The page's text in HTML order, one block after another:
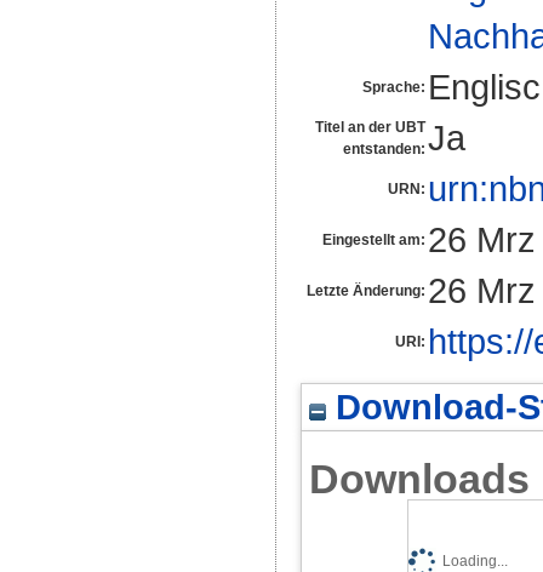
Sprache:
Titel an der UBT
entstanden: Ja
URN:
Eingestellt am: 26
Letzte Änderung: 26
URI:
Download-
Downloads
Loading...